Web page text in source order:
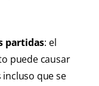
partidas: el
puede causar
incluso que se